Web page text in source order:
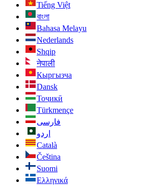
Tiếng Việt
বাংলা
Bahasa Melayu
Nederlands
Shqip
नेपाली
Кыргызча
Dansk
Тоҷикӣ
Türkmençe
فارسی
اردو
Català
Čeština
Suomi
Ελληνικά